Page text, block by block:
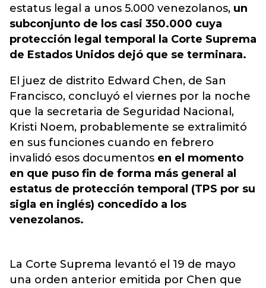
estatus legal a unos 5.000 venezolanos, un
subconjunto de los casi 350.000 cuya
protección legal temporal la Corte Suprema
de Estados Unidos dejó que se terminara.
El juez de distrito Edward Chen, de San
Francisco, concluyó el viernes por la noche
que la secretaria de Seguridad Nacional,
Kristi Noem, probablemente se extralimitó
en sus funciones cuando en febrero
invalidó esos documentos en el momento
en que puso fin de forma más general al
estatus de protección temporal (TPS por su
sigla en inglés) concedido a los
venezolanos.
La Corte Suprema levantó el 19 de mayo
una orden anterior emitida por Chen que